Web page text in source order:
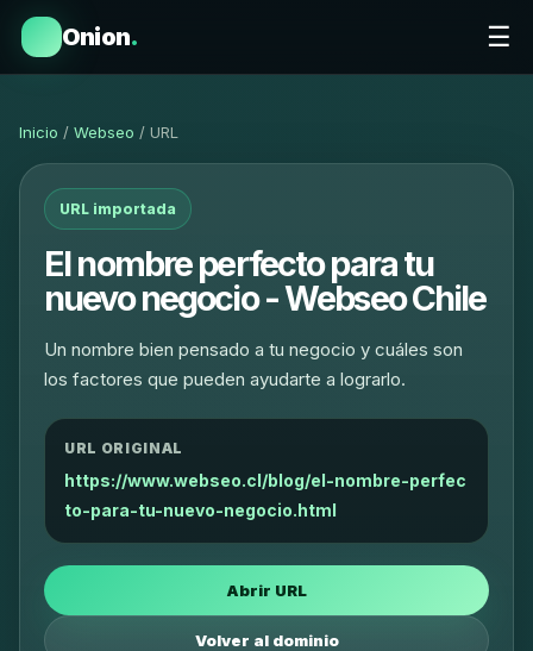
Onion. ☰
Inicio / Webseo / URL
URL importada
El nombre perfecto para tu
nuevo negocio - Webseo Chile
Un nombre bien pensado a tu negocio y cuáles son
los factores que pueden ayudarte a lograrlo.
URL ORIGINAL
https://www.webseo.cl/blog/el-nombre-perfec
to-para-tu-nuevo-negocio.html
Abrir URL
Volver al dominio